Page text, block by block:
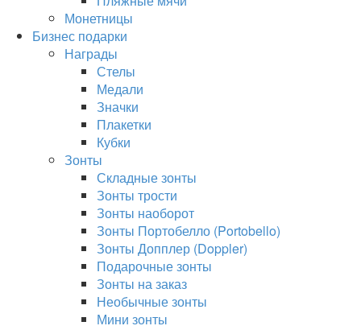
Монетницы
Бизнес подарки
Награды
Стелы
Медали
Значки
Плакетки
Кубки
Зонты
Складные зонты
Зонты трости
Зонты наоборот
Зонты Портобелло (Portobello)
Зонты Допплер (Doppler)
Подарочные зонты
Зонты на заказ
Необычные зонты
Мини зонты